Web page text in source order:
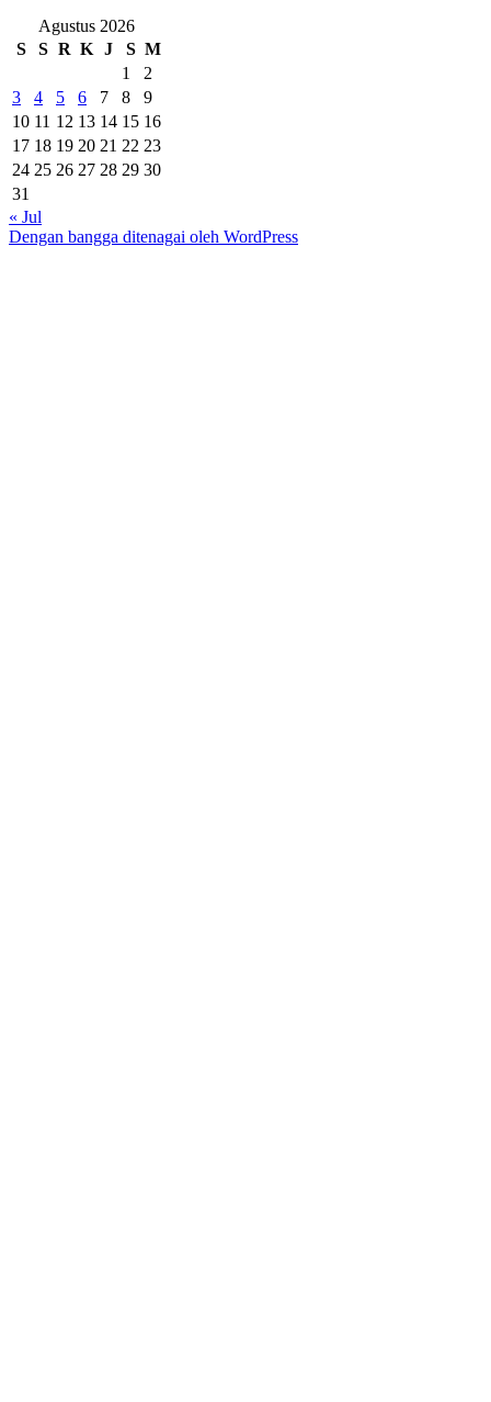
Agustus 2026
S
S R K J S M
1
2
3
4 5 6 7 8
9
10 11 12 13 14 15 16
17 18 19 20 21 22 23
24 25 26 27 28 29 30
31
« Jul
Dengan bangga ditenagai oleh WordPress